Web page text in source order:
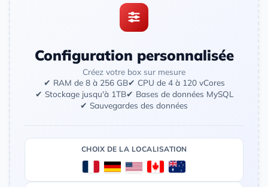
Configuration personnalisée
Créez votre box sur mesure
✔ RAM de 8 à 256 GB✔ CPU de 4 à 120 vCores
✔ Stockage jusqu'à 1TB✔ Bases de données MySQL
✔ Sauvegardes des données
CHOIX DE LA LOCALISATION